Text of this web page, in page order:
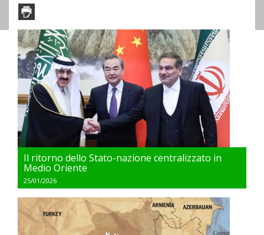
Il ritorno dello Stato-nazione centralizzato in
Medio Oriente
25/01/2026